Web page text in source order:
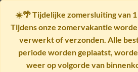
☀️🌴Tijdelijke zomersluiting van 1
Tijdens onze zomervakantie
verwerkt of verzonden. Alle
periode worden geplaatst,
weer op volgorde van